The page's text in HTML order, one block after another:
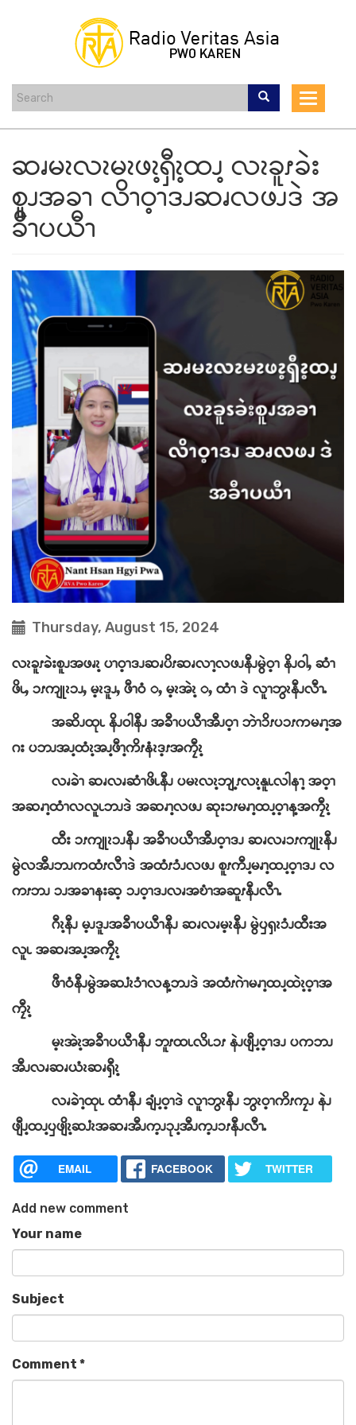
content
Toggle
ဆၧမၩလၩမၩဖၩ့ၡီၩ့ထၪ့ လၩခူၭခဲး
စူၪအခၫ လိၫဝ့ၫဒၪဆၧလဖၪဒဲ အ
ခီၫပယီၫ
Thursday, August 15, 2024
လၩခူၭခဲးစူၪအဖၧၩ့ ပၫဝ့ၫဒၪဆၧပိၭဆၧလၫ့လဖၪနီၪမွဲဝ့ၫ နိၪဝါႇ ဆံၫ
ဖိၬႇ ၥၭကျုၩၥၪႇ မ့ၩဒူၪႇ ဖီၫဝံ ႇ မ့ၩအဲၩ့ ႇ ထံၫ ဒဲ လူၫဘွၩနီၪလီၫႉ
အဆိၪထုၬ နိၪဝါနီၪ အခီၫပယီၫအီၪဝ့ၫ ဘဲၫၥိၭပၥၭကမၧၫ့အ
ဂး ပဘၪအၪ့ထံၩ့အၪ့ဖီၫ့ကိၭနံၩဒ့ၭအကၠီၩ့
လၧခဲၫ ဆၧလၧဆံၫဖိၬနီၪ ပမၩလၩ့ဘျ့ၭလၩ့နူၬလါနၫ့ အဝ့ၫ
အဆၧၫ့ထံၫလလူၬဘၪဒဲ အဆၧၫ့လဖၪ ဆုးၥၭမၧၫ့ထၪ့ဝ့ၫန့အကၠီၩ့
ထီး ၥၭကျုၩၥၪနီၪ အခီၫပယီၫအီၪဝ့ၫဒၪ ဆၧလၧၥၭကျုၩနီၪ
မွဲလအီၪဘၪကထံၭလီၫဒဲ အထံၭၥံၪလဖၪ စူၭကီၪ့မၧၫ့ထၪ့ဝ့ၫဒၪ လ
ကၭဘၪ ၥၪအခၫနးဆ့ ၥၪဝ့ၫဒၪလၧအဎံၫအဆူၭနီၪလီၫႉ
ဂီၩ့နီၪ မ့ၪဒူၪအခီၫပယီၫနီၪ ဆၧလၧမ့ၩနီၪ မွဲၦၡၩၥံၪထီးအ
လူၬ အဆၧအၪ့အကၠီၩ့
ဖီၫဝံနီၪမွဲအဆၨၩၥံၫလန့ဘၪဒဲ အထံၭဂဲၫမၧၫ့ထၪ့ထဲၩ့ဝ့ၫအ
ကၠီၩ့
မ့ၩအဲၩ့အခီၫပယီၫနီၪ ဘူၭထၬလိၬၥၭ နဲၪဖျီၪ့ဝ့ၫဒၪ ပကဘၪ
အီၪလၧဆၧယံၩဆၧၡီၩ့
လၧခဲၫ့ထုၬ ထံၫနီၪ ချံၪ့ဝ့ၫဒဲ လူၫဘွၩနီၪ ဘွၩဝ့ၫကိၭကၠၪ နဲၪ
ဖျီၪ့ထၪ့ၦဖျိၩ့ဆၨၩအဆၧအီၪက့ၪၥုၪ့အီၪက့ၪၥၭနီၪလီၫႉ
EMAIL FACEBOOK TWITTER
Add new comment
Your name
Subject
Comment *